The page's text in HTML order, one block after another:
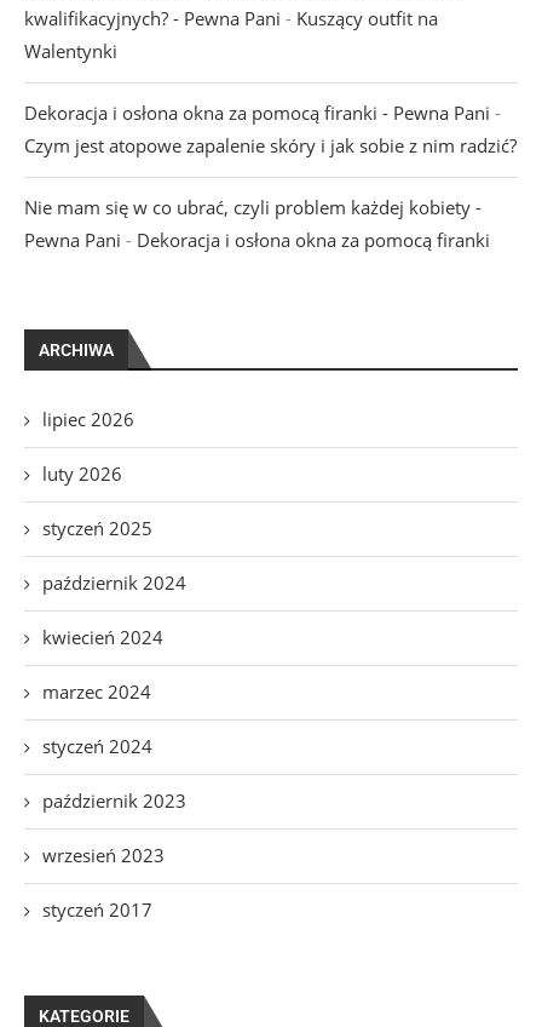
kwalifikacyjnych? - Pewna Pani - Kuszący outfit na
Walentynki
Dekoracja i osłona okna za pomocą firanki - Pewna Pani -
Czym jest atopowe zapalenie skóry i jak sobie z nim radzić?
Nie mam się w co ubrać, czyli problem każdej kobiety -
Pewna Pani - Dekoracja i osłona okna za pomocą firanki
ARCHIWA
lipiec 2026
luty 2026
styczeń 2025
październik 2024
kwiecień 2024
marzec 2024
styczeń 2024
październik 2023
wrzesień 2023
styczeń 2017
KATEGORIE